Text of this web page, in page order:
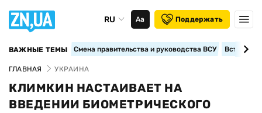
RU Аа Поддержать
ВАЖНЫЕ ТЕМЫ Смена правительства и руководства ВСУ
ГЛАВНАЯ УКРАИНА
КЛИМКИН НАСТАИВАЕТ НА
ВВЕДЕНИИ БИОМЕТРИЧЕСКОГО